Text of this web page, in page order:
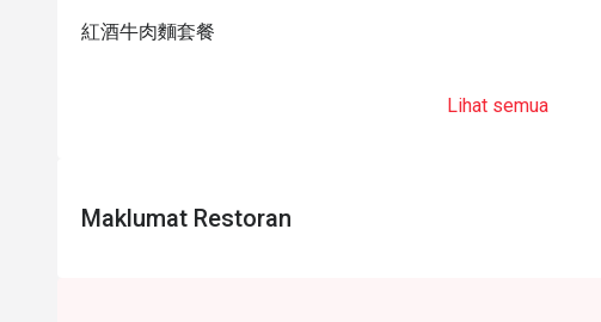
紅酒牛肉麵套餐
Lihat semua
Maklumat Restoran